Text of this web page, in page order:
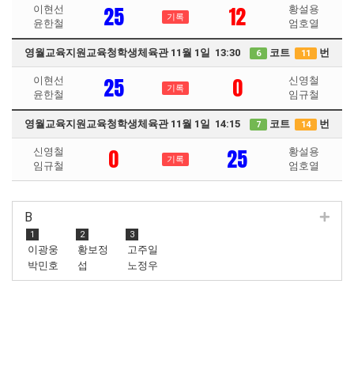
이현선
윤한철
25 기록 12
황설용
엄호열
영월교육지원교육청학생체육관 11월 1일 13:30 6 코트 11 번
이현선
윤한철
25 기록 0
신영철
임규철
영월교육지원교육청학생체육관 11월 1일 14:15 7 코트 14 번
신영철
임규철
0 기록 25
황설용
엄호열
B
1
이광웅
박민호
2
황보정
섭
최종훈
3
고주일
노정우